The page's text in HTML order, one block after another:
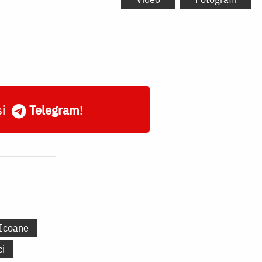
Telegram!
Icoane